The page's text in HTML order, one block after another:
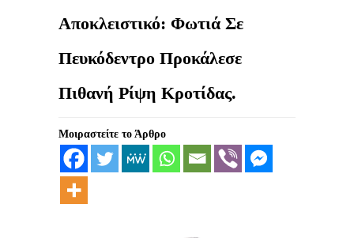
Αποκλειστικό: Φωτιά Σε
Πευκόδεντρο Προκάλεσε
Πιθανή Ρίψη Κροτίδας.
Μοιραστείτε το Άρθρο